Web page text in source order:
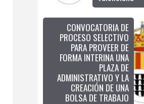
CONVOCATORIA DE
PROCESO SELECTIVO
PARA PROVEER DE
FORMA INTERINA UNA
PLAZA DE
ADMINISTRATIVO Y LA
CREACIÓN DE UNA
BOLSA DE TRABAJO